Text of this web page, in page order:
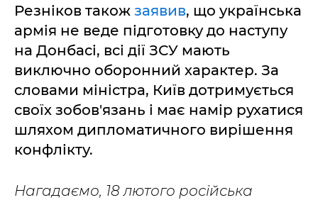
Резніков також заявив, що українська
армія не веде підготовку до наступу
на Донбасі, всі дії ЗСУ мають
виключно оборонний характер. За
словами міністра, Київ дотримується
своїх зобов'язань і має намір рухатися
шляхом дипломатичного вирішення
конфлікту.
Нагадаємо, 18 лютого російська